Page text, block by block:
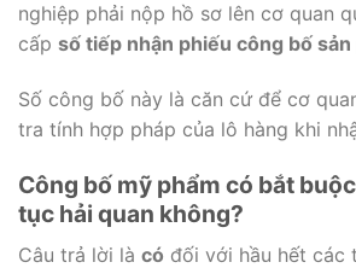
nghiệp phải nộp hồ sơ lên cơ quan
cấp số tiếp nhận phiếu công bố
Số công bố này là căn cứ để cơ
tra tính hợp pháp của lô hàng khi
Công bố mỹ phẩm có bắt
tục hải quan không?
Câu trả lời là có đối với hầu hết các